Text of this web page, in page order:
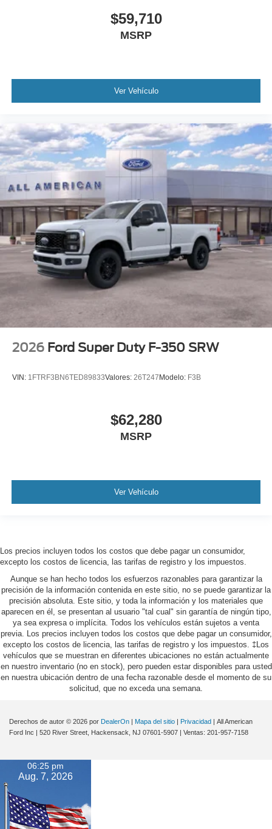
$59,710
MSRP
Ver Vehículo
2026 Ford Super Duty F-350 SRW
VIN: 1FTRF3BN6TED89833Valores: 26T247 Modelo: F3B
$62,280
MSRP
Ver Vehículo
Los precios incluyen todos los costos que debe pagar un consumidor,
excepto los costos de licencia, las tarifas de registro y los impuestos.
Aunque se han hecho todos los esfuerzos razonables para garantizar la
precisión de la información contenida en este sitio, no se puede garantizar la
precisión absoluta. Este sitio, y toda la información y los materiales que
aparecen en él, se presentan al usuario "tal cual" sin garantía de ningún tipo,
ya sea expresa o implícita. Todos los vehículos están sujetos a venta
previa. Los precios incluyen todos los costos que debe pagar un consumidor,
excepto los costos de licencia, las tarifas de registro y los impuestos. ‡Los
vehículos que se muestran en diferentes ubicaciones no están actualmente
en nuestro inventario (no en stock), pero pueden estar disponibles para usted
en nuestra ubicación dentro de una fecha razonable desde el momento de su
solicitud, que no exceda una semana.
Derechos de autor © 2026 por DealerOn | Mapa del sitio | Privacidad | All American
Ford Inc | 520 River Street, Hackensack, NJ 07601-5907 | Ventas: 201-957-7158
06:25 pm
Aug. 7, 2026